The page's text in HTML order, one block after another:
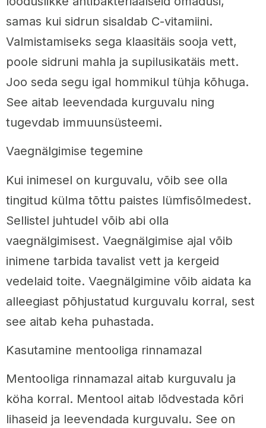
samas kui sidrun sisaldab C-vitamiini.
Valmistamiseks sega klaasitäis sooja vett,
poole sidruni mahla ja supilusikatäis mett.
Joo seda segu igal hommikul tühja kõhuga.
See aitab leevendada kurguvalu ning
tugevdab immuunsüsteemi.
Vaegnälgimise tegemine
Kui inimesel on kurguvalu, võib see olla
tingitud külma tõttu paistes lümfisõlmedest.
Sellistel juhtudel võib abi olla
vaegnälgimisest. Vaegnälgimise ajal võib
inimene tarbida tavalist vett ja kergeid
vedelaid toite. Vaegnälgimine võib aidata ka
alleegiast põhjustatud kurguvalu korral, sest
see aitab keha puhastada.
Kasutamine mentooliga rinnamazal
Mentooliga rinnamazal aitab kurguvalu ja
köha korral. Mentool aitab lõdvestada kõri
lihaseid ja leevendada kurguvalu. See on